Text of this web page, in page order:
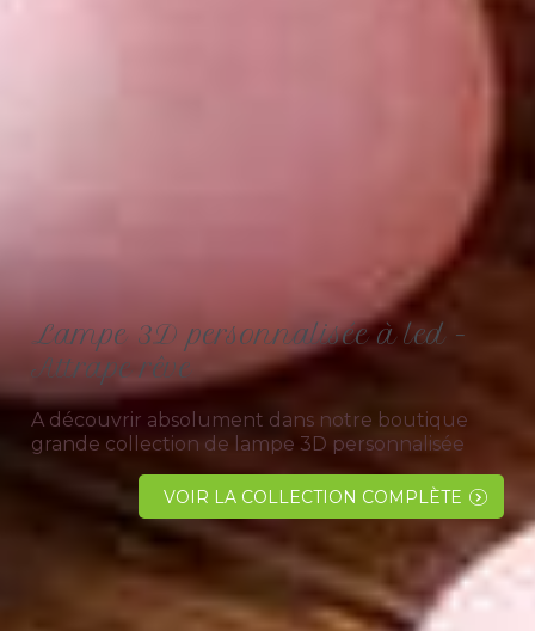
Lampe 3D personnalisée à led -
Attrape rêve
A découvrir absolument dans notre boutique
grande collection de lampe 3D personnalisée
plus d'originalité.Toutes les lampes sont
fabriquées dans notre atelier en...
VOIR LA COLLECTION COMPLÈTE